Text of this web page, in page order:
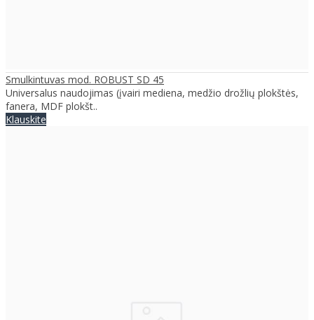
Smulkintuvas mod. ROBUST SD 45
Universalus naudojimas (įvairi mediena, medžio drožlių plokštės,
fanera, MDF plokšt..
Klauskite